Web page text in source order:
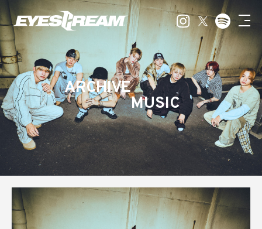
ARCHIVE
MUSIC